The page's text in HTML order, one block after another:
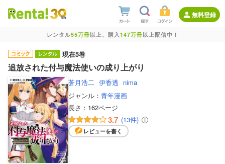
無料登録
レンタル55万冊以上、購入147万冊以上配信中！
現在5巻
追放された付与魔法使いの成り上がり
蒼月浩二 伊香透 nima
ジャンル： 青年漫画
長さ： 162ページ
3.7 (13件)
レビューを書く